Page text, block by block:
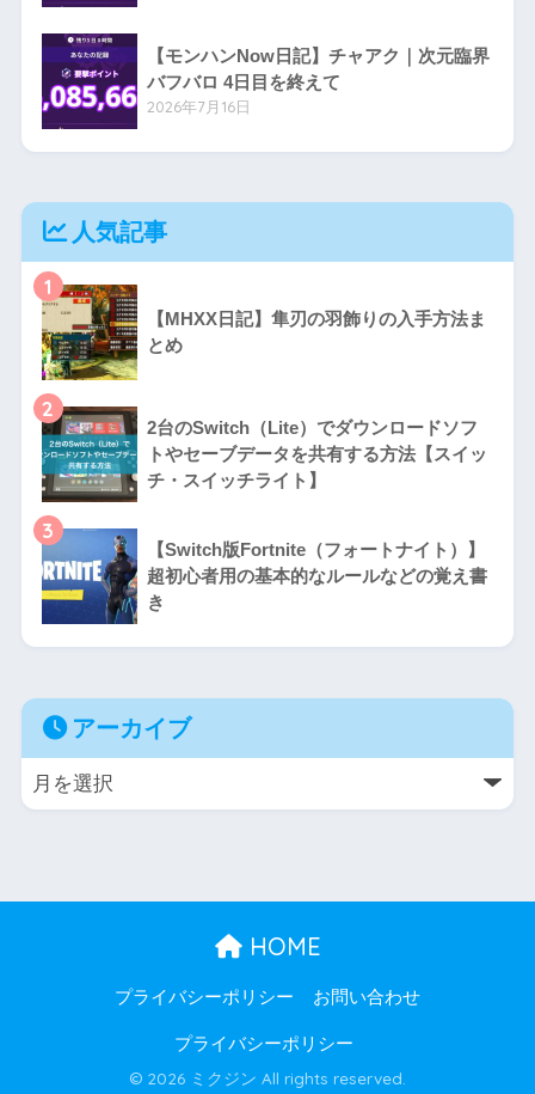
【モンハンNow日記】チャアク｜次元臨界
バフバロ 4日目を終えて
2026年7月16日
人気記事
1
【MHXX日記】隼刃の羽飾りの入手方法ま
とめ
2
2台のSwitch（Lite）でダウンロードソフ
トやセーブデータを共有する方法【スイッ
チ・スイッチライト】
3
【Switch版Fortnite（フォートナイト）】
超初心者用の基本的なルールなどの覚え書
き
アーカイブ
HOME
プライバシーポリシー お問い合わせ
プライバシーポリシー
© 2026 ミクジン All rights reserved.